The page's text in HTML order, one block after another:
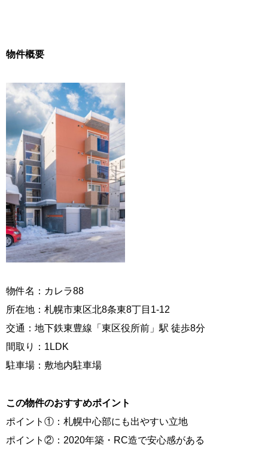
物件概要
物件名：カレラ88
所在地：札幌市東区北8条東8丁目1-12
交通：地下鉄東豊線「東区役所前」駅 徒歩8分
間取り：1LDK
駐車場：敷地内駐車場
この物件のおすすめポイント
ポイント①：札幌中心部にも出やすい立地
ポイント②：2020年築・RC造で安心感がある